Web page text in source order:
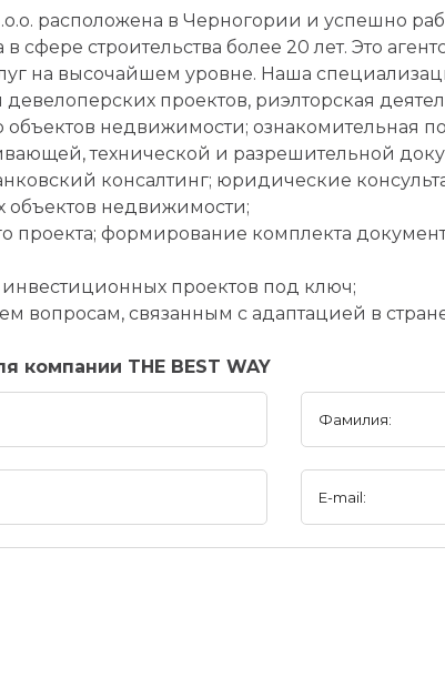
расположена в Черногории и успешно
в сфере строительства более 20 лет. Это
на высочайшем уровне. Наша
проектов, риэлторская
недвижимости; ознакомительная
технической и разрешительной
консалтинг; юридические
объектов недвижимости;
проекта; формирование комплекта
инвестиционных проектов под ключ;
связанным с адаптацией в
компании THE BEST WAY
Фамилия:
E-mail: